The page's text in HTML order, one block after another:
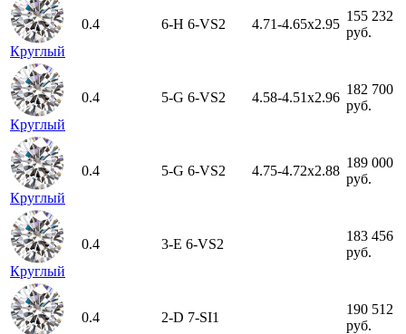
Круглый
0.4 6-H 6-VS2 4.71-4.65x2.95
155 232
руб.
Круглый
0.4 5-G 6-VS2 4.58-4.51x2.96
182 700
руб.
Круглый
0.4 5-G 6-VS2 4.75-4.72x2.88
189 000
руб.
Круглый
0.4 3-E 6-VS2
183 456
руб.
0.4 2-D 7-SI1
190 512
руб.